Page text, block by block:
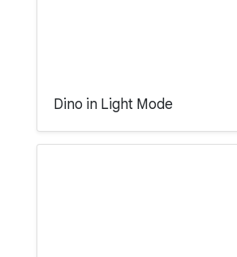
Dino in Light Mode